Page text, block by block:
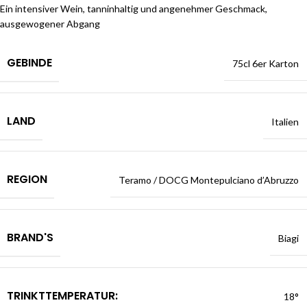
Ein intensiver Wein, tanninhaltig und angenehmer Geschmack,
ausgewogener Abgang
GEBINDE 75cl 6er Karton
LAND Italien
REGION Teramo / DOCG Montepulciano d’Abruzzo
BRAND'S Biagi
TRINKTTEMPERATUR: 18°